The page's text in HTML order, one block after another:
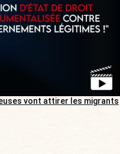
vont attirer les migrants